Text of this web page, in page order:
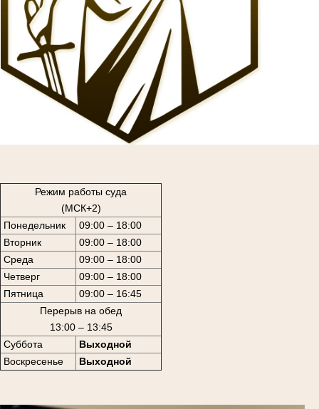
Режим работы суда
(МСК+2)
Понедельник
09:00 – 18:00
Вторник
09:00 – 18:00
Среда
09:00 – 18:00
Четверг
09:00 – 18:00
Пятница
09:00 – 16:45
Перерыв на обед
13:00 – 13:45
Суббота
Выходной
Воскресенье
Выходной